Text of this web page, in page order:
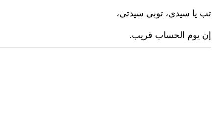
تب يا سيدي، توبي سيدتي،
إن يوم الحساب قريب.